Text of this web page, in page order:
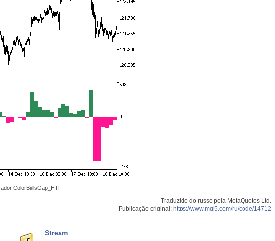
ColorBullsGap_HTF
Traduzido do russo pela MetaQuotes Ltd.
Publicação original: https://www.mql5.com/ru/code/14712
Stream